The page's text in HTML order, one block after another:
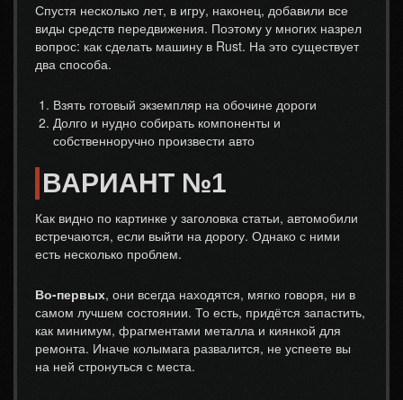
Спустя несколько лет, в игру, наконец, добавили все
виды средств передвижения. Поэтому у многих назрел
вопрос: как сделать машину в Rust. На это существует
два способа.
Взять готовый экземпляр на обочине дороги
Долго и нудно собирать компоненты и
собственноручно произвести авто
ВАРИАНТ №1
Как видно по картинке у заголовка статьи, автомобили
встречаются, если выйти на дорогу. Однако с ними
есть несколько проблем.
Во-первых, они всегда находятся, мягко говоря, ни в
самом лучшем состоянии. То есть, придётся запастить,
как минимум, фрагментами металла и киянкой для
ремонта. Иначе колымага развалится, не успеете вы
на ней стронуться с места.